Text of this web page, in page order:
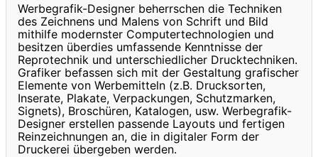
Werbegrafik-Designer beherrschen die Techniken
des Zeichnens und Malens von Schrift und Bild
mithilfe modernster Computertechnologien und
besitzen überdies umfassende Kenntnisse der
Reprotechnik und unterschiedlicher Drucktechniken.
Grafiker befassen sich mit der Gestaltung grafischer
Elemente von Werbemitteln (z.B. Drucksorten,
Inserate, Plakate, Verpackungen, Schutzmarken,
Signets), Broschüren, Katalogen, usw. Werbegrafik-
Designer erstellen passende Layouts und fertigen
Reinzeichnungen an, die in digitaler Form der
Druckerei übergeben werden.